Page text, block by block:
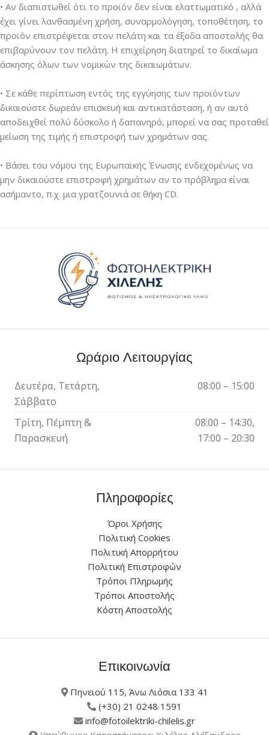
• Αν διαπιστωθεί ότι το προϊόν δεν είναι ελαττωματικό , αλλά
έχει γίνει λανθασμένη χρήση, συναρμολόγηση, τοποθέτηση, το
προϊόν επιστρέφεται στον πελάτη και τα έξοδα αποστολής θα
επιβαρύνουν τον πελάτη. Η επιχείρηση διατηρεί το δικαίωμα
άσκησης όλων των νομικών της δικαιωμάτων.
• Σε κάθε περίπτωση εντός της εγγύησης των προϊόντων
δικαιούστε δωρεάν επισκευή και αντικατάσταση, ή αν αυτό
αποδειχθεί πολύ δύσκολο ή δαπανηρό, μπορεί να σας προταθεί
μείωση της τιμής ή επιστροφή των χρημάτων σας.
• Βάσει του νόμου της Ευρωπαϊκής Ένωσης ενδεχομένως να
μην δικαιούστε επιστροφή χρημάτων αν το πρόβλημα είναι
ασήμαντο, π.χ. μια γρατζουνιά σε θήκη CD.
Ωράριο Λειτουργίας
Δευτέρα, Τετάρτη,
Σάββατο
08:00 – 15:00
Τρίτη, Πέμπτη &
Παρασκευή
08:00 – 14:30,
17:00 – 20:30
Πληροφορίες
Όροι Χρήσης
Πολιτική Cookies
Πολιτική Απορρήτου
Πολιτική Επιστροφών
Τρόποι Πληρωμής
Τρόποι Αποστολής
Κόστη Αποστολής
Επικοινωνία
Πηνειού 115, Άνω Λιόσια 133 41
(+30) 21 0248 1591
info@fotoilektriki-chilelis.gr